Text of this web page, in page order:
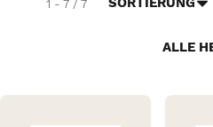
1 - 7 / 7
ALLE